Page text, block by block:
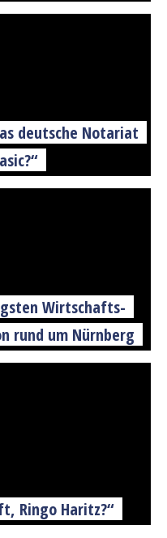
deutsche Notariat
Wirtschafts-
rund um Nürnberg
Ringo Haritz?“